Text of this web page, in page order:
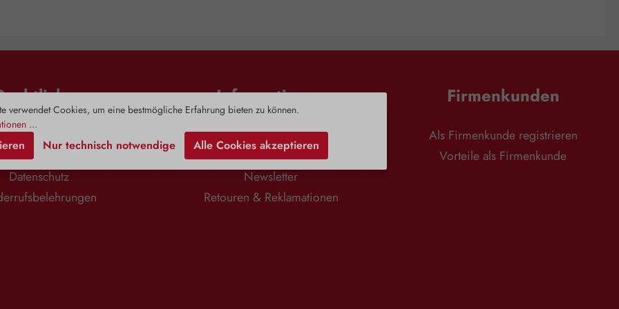
Impressum
AGB
Datenschutz
Informationen
Zahlung & Versand
Kontaktformular
Newsletter
Retouren & Reklamationen
Firmenkunden
Als Firmenkunde registrieren
Vorteile als Firmenkunde
verwendet Cookies, um eine bestmögliche Erfahrung bieten zu können.
...
Nur technisch notwendige Alle Cookies akzeptieren